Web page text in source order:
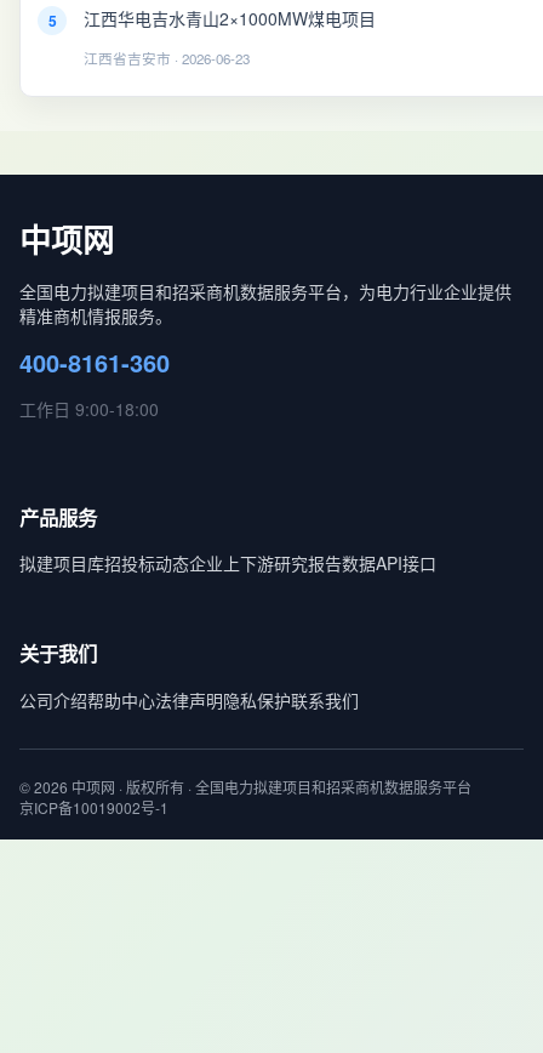
5 江西华电吉水青山2×1000MW煤电项目
江西省吉安市 · 2026-06-23
中项网
全国电力拟建项目和招采商机数据服务平台，为电力行业企业提供
精准商机情报服务。
400-8161-360
工作日 9:00-18:00
产品服务
拟建项目库招投标动态企业上下游研究报告数据API接口
关于我们
公司介绍帮助中心法律声明隐私保护联系我们
© 2026 中项网 · 版权所有 · 全国电力拟建项目和招采商机数据服务平台
京ICP备10019002号-1